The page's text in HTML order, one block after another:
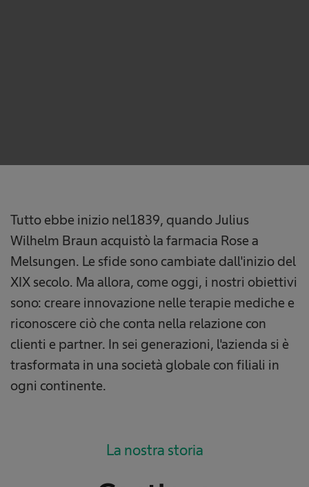
Tutto ebbe inizio nel1839, quando Julius
Wilhelm Braun acquistò la farmacia Rose a
Melsungen. Le sfide sono cambiate dall'inizio del
XIX secolo. Ma allora, come oggi, i nostri obiettivi
sono: creare innovazione nelle terapie mediche e
riconoscere ciò che conta nella relazione con
clienti e partner. In sei generazioni, l'azienda si è
trasformata in una società globale con filiali in
ogni continente.
La nostra storia